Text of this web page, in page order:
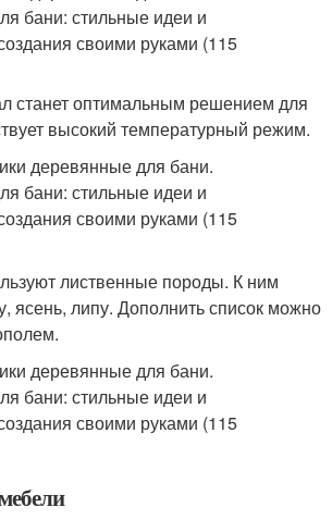
станет оптимальным решением для
высокий температурный режим.
лиственные породы. К ним
ясень, липу. Дополнить список можно